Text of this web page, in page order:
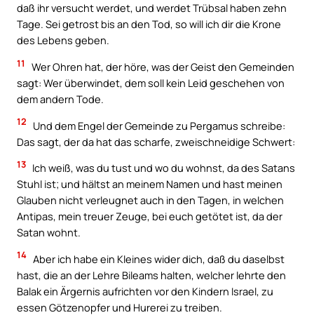
daß ihr versucht werdet, und werdet Trübsal haben zehn
Tage. Sei getrost bis an den Tod, so will ich dir die Krone
des Lebens geben.
11
Wer Ohren hat, der höre, was der Geist den Gemeinden
sagt: Wer überwindet, dem soll kein Leid geschehen von
dem andern Tode.
12
Und dem Engel der Gemeinde zu Pergamus schreibe:
Das sagt, der da hat das scharfe, zweischneidige Schwert:
13 Ich weiß, was du tust und wo du wohnst, da des Satans
Stuhl ist; und hältst an meinem Namen und hast meinen
Glauben nicht verleugnet auch in den Tagen, in welchen
Antipas, mein treuer Zeuge, bei euch getötet ist, da der
Satan wohnt.
14 Aber ich habe ein Kleines wider dich, daß du daselbst
hast, die an der Lehre Bileams halten, welcher lehrte den
Balak ein Ärgernis aufrichten vor den Kindern Israel, zu
essen Götzenopfer und Hurerei zu treiben.